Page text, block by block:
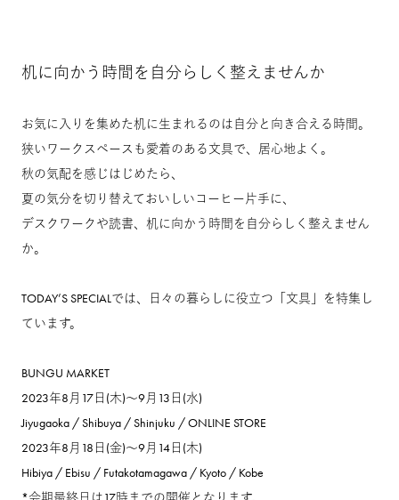
机に向かう時間を自分らしく整えませんか
お気に入りを集めた机に生まれるのは自分と向き合える時間。
狭いワークスペースも愛着のある文具で、居心地よく。
秋の気配を感じはじめたら、
夏の気分を切り替えておいしいコーヒー片手に、
デスクワークや読書、机に向かう時間を自分らしく整えません
か。
TODAY’S SPECIALでは、日々の暮らしに役立つ「文具」を特集し
ています。
BUNGU MARKET
2023年8月17日(木)～9月13日(水)
Jiyugaoka / Shibuya / Shinjuku / ONLINE STORE
2023年8月18日(金)～9月14日(木)
Hibiya / Ebisu / Futakotamagawa / Kyoto / Kobe